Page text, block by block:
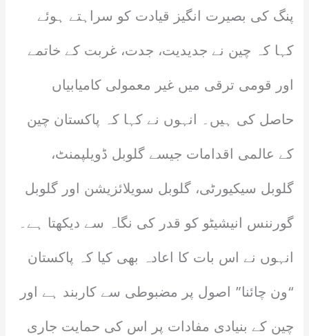
پنگ کی بصیرت انگیز قیادت کو سراہتے ہوئے
کہا کہ چین نے جدیدیت، جدت، غربت کے خاتمے
اور قومی ترقی میں غیر معمولی کامیابیاں
حاصل کی ہیں۔ انہوں نے کہا کہ پاکستان چین
کے عالمی اقدامات جیسے گلوبل ڈویلپمنٹ،
گلوبل سیکیورٹی، گلوبل سویلائزیشن اور گلوبل
گورننس انیشیٹو کو قدر کی نگاہ سے دیکھتا ہے۔
انہوں نے اس بات کا اعادہ بھی کیا کہ پاکستان
“ون چائنا” اصول پر مضبوطی سے کاربند ہے اور
چین کے بنیادی مفادات پر اس کی حمایت جاری